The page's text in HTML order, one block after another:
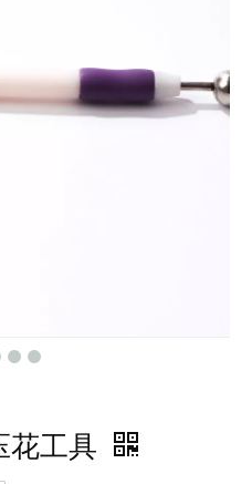
花工具